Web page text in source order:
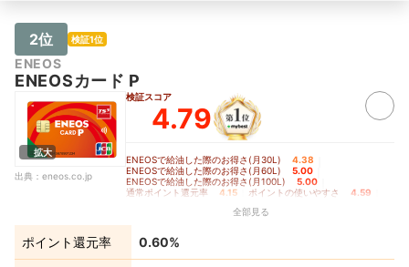
2位 検証1位
ENEOS
ENEOSカード P
拡大
出典： eneos.co.jp
検証スコア
4.79
ENEOSで給油した際のお得さ(月30L) 4.38
ENEOSで給油した際のお得さ(月60L) 5.00
ENEOSで給油した際のお得さ(月100L) 5.00
通常ポイント還元率 4.15 ポイントの使いやすさ 4.59
全部見る
ポイント還元率 0.60%